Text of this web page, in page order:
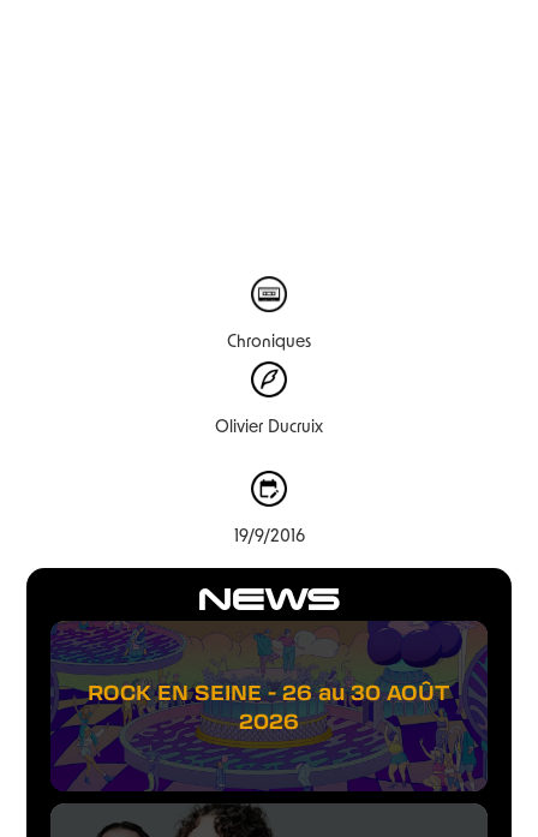
NEWS
ROCK EN SEINE - 26 au 30 AOÛT
2026
Chroniques
Olivier Ducruix
19/9/2016